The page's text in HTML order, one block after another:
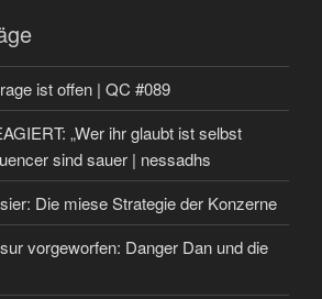
ist offen | QC #089
„Wer ihr glaubt ist selbst
sind sauer | nessadhs
Die miese Strategie der Konzerne
vorgeworfen: Danger Dan und die